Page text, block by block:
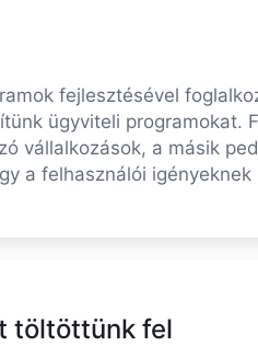
fejlesztésével
ügyviteli
vállalkozások, a másik
a felhasználói
töltöttünk fel